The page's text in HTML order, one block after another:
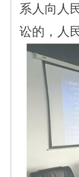
系人向人
讼的，人